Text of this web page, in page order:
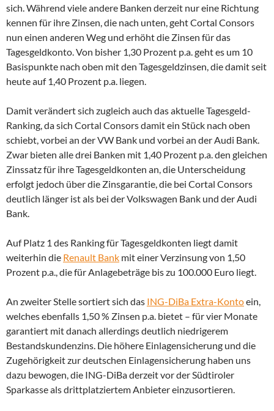
sich.Während viele andere Banken derzeit nur eine Richtung
kennen für ihre Zinsen, die nach unten, geht Cortal Consors
nun einen anderen Weg und erhöht die Zinsen für das
Tagesgeldkonto. Von bisher 1,30 Prozent p.a. geht es um 10
Basispunkte nach oben mit den Tagesgeldzinsen, die damit seit
heute auf 1,40 Prozent p.a. liegen.
Damit verändert sich zugleich auch das aktuelle Tagesgeld-
Ranking, da sich Cortal Consors damit ein Stück nach oben
schiebt, vorbei an der VW Bank und vorbei an der Audi Bank.
Zwar bieten alle drei Banken mit 1,40 Prozent p.a. den gleichen
Zinssatz für ihre Tagesgeldkonten an, die Unterscheidung
erfolgt jedoch über die Zinsgarantie, die bei Cortal Consors
deutlich länger ist als bei der Volkswagen Bank und der Audi
Bank.
Auf Platz 1 des Ranking für Tagesgeldkonten liegt damit
weiterhin die Renault Bank mit einer Verzinsung von 1,50
Prozent p.a., die für Anlagebeträge bis zu 100.000 Euro liegt.
An zweiter Stelle sortiert sich das ING-DiBa Extra-Kontoein,
welches ebenfalls 1,50 % Zinsen p.a. bietet – für vier Monate
garantiert mit danach allerdings deutlich niedrigerem
Bestandskundenzins. Die höhere Einlagensicherung und die
Zugehörigkeit zur deutschen Einlagensicherung haben uns
dazu bewogen, die ING-DiBa derzeit vor der Südtiroler
Sparkasse als drittplatziertem Anbieter einzusortieren.